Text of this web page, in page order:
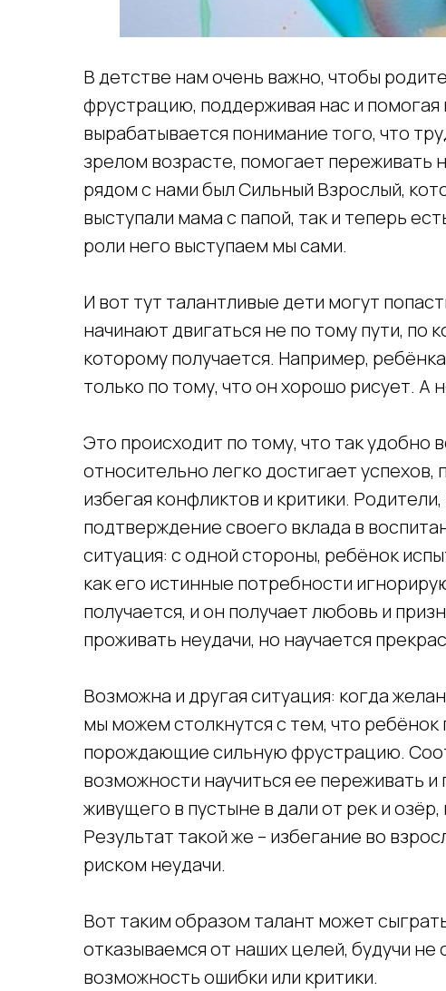
В детстве нам очень важно, чтобы
фрустрацию, поддерживая нас и
вырабатывается понимание того, что
зрелом возрасте, помогает переживать
рядом с нами был Сильный Взрослый,
выступали мама с папой, так и теперь
роли него выступаем мы сами.
И вот тут талантливые дети могут
начинают двигаться не по тому пути, по
которому получается. Например,
только по тому, что он хорошо рисует. А
Это происходит по тому, что так удобно
относительно легко достигает успехов,
избегая конфликтов и критики.
подтверждение своего вклада в
ситуация: с одной стороны, ребёнок
как его истинные потребности
получается, и он получает любовь и
проживать неудачи, но научается
Возможна и другая ситуация: когда
мы можем столкнутся с тем, что ребёнок
порождающие сильную фрустрацию.
возможности научиться ее переживать
живущего в пустыне в дали от рек и
Результат такой же – избегание во
риском неудачи.
Вот таким образом талант может
отказываемся от наших целей, будучи
возможность ошибки или критики.